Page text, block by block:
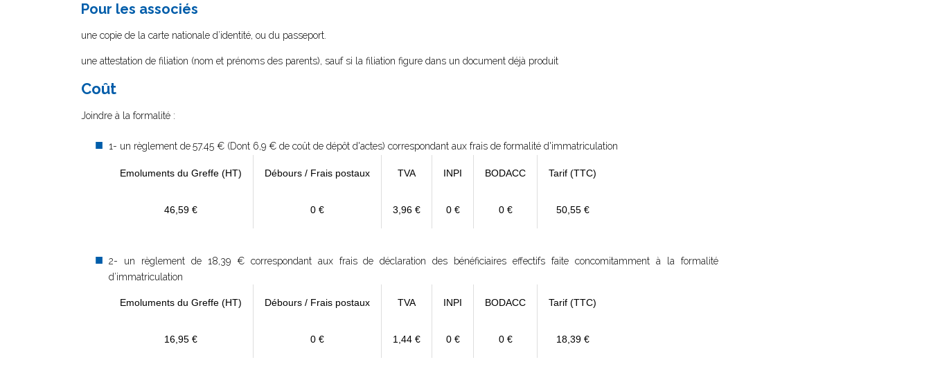
Pour les associés
une copie de la carte nationale d’identité, ou du passeport.
une attestation de filiation (nom et prénoms des parents), sauf si la filiation figure dans un document déjà produit
Coût
Joindre à la formalité :
1- un règlement de57.45 € (Dont 6,9 € de coût de dépôt d'actes) correspondant aux frais de formalité d'immatriculation
Emoluments du Greffe (HT) Débours / Frais postaux TVA INPI BODACC Tarif (TTC)
46,59 € 0 € 3,96 € 0 € 0 € 50,55 €
2- un règlement de 18,39 € correspondant aux frais de déclaration des bénéficiaires effectifs faite concomitamment à la formalité
d’immatriculation
Emoluments du Greffe (HT) Débours / Frais postaux TVA INPI BODACC Tarif (TTC)
16,95 € 0 € 1,44 € 0 € 0 € 18,39 €